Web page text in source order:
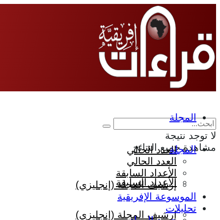
لا توجد نتيجة
مشاهدة جميع النتائج
المجلة
العدد الحالي
الأعداد السابقة
إرشيف المجلة (إنجليزي)
المجلة
العدد الحالي
الأعداد السابقة
إرشيف المجلة (إنجليزي)
الموسوعة الإفريقية
تحليلات